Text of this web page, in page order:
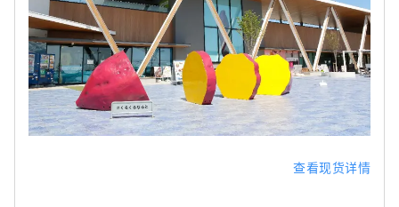
查看现货详情